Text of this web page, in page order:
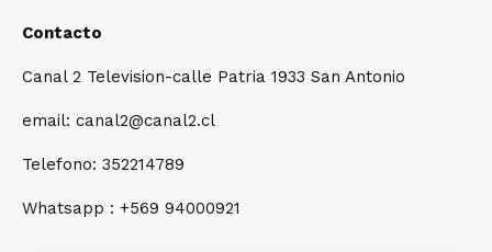
Contacto
Canal 2 Television-calle Patria 1933 San Antonio
email: canal2@canal2.cl
Telefono: 352214789
Whatsapp : +569 94000921